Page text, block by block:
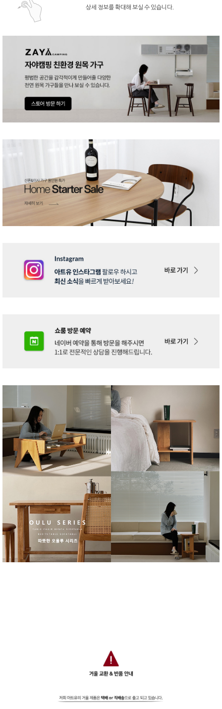
상세 정보를 확대해 보실 수 있습니다.